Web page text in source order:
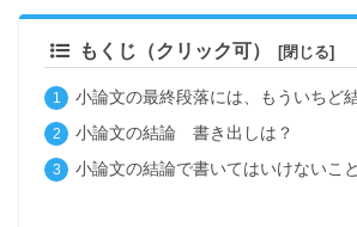
もくじ（クリック可）
小論文の最終段落には、もういちど
小論文の結論 書き出しは？
小論文の結論で書いてはいけないこ